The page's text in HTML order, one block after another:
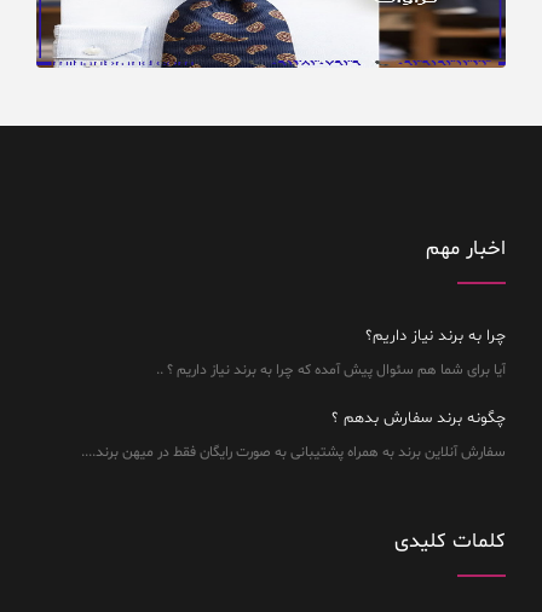
اخبار مهم
چرا به برند نیاز داریم؟
آیا برای شما هم سئوال پیش آمده که چرا به برند نیاز داریم ؟ ..
چگونه برند سفارش بدهم ؟
سفارش آنلاین برند به همراه پشتیبانی به صورت رایگان فقط در میهن برند....
کلمات کلیدی